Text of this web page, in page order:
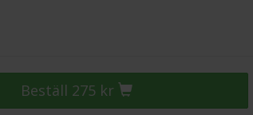
Beställ 275 kr